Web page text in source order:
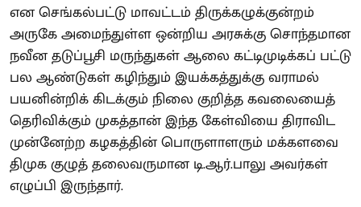
என செங்கல்பட்டு மாவட்டம் திருக்கழுக்குன்றம்
அருகே அமைந்துள்ள ஒன்றிய அரசுக்கு சொந்தமான
நவீன தடுப்பூசி மருந்துகள் ஆலை கட்டிமுடிக்கப் பட்டு
பல ஆண்டுகள் கழிந்தும் இயக்கத்துக்கு வராமல்
பயனின்றிக் கிடக்கும் நிலை குறித்த கவலையைத்
தெரிவிக்கும் முகத்தான் இந்த கேள்வியை திராவிட
முன்னேற்ற கழகத்தின் பொருளாளரும் மக்களவை
திமுக குழுத் தலைவருமான டி.ஆர்.பாலு அவர்கள்
எழுப்பி இருந்தார்.